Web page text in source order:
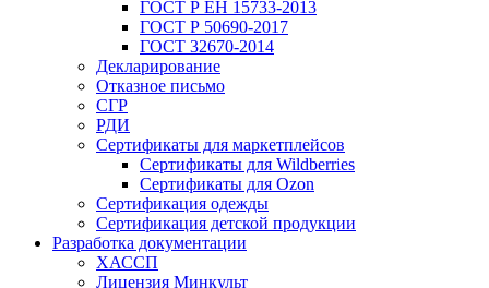
ГОСТ Р ЕН 15733-2013
ГОСТ Р 50690-2017
ГОСТ 32670-2014
Декларирование
Отказное письмо
СГР
РДИ
Сертификаты для маркетплейсов
Сертификаты для Wildberries
Сертификаты для Ozon
Сертификация одежды
Сертификация детской продукции
Разработка документации
ХАССП
Лицензия Минкульт